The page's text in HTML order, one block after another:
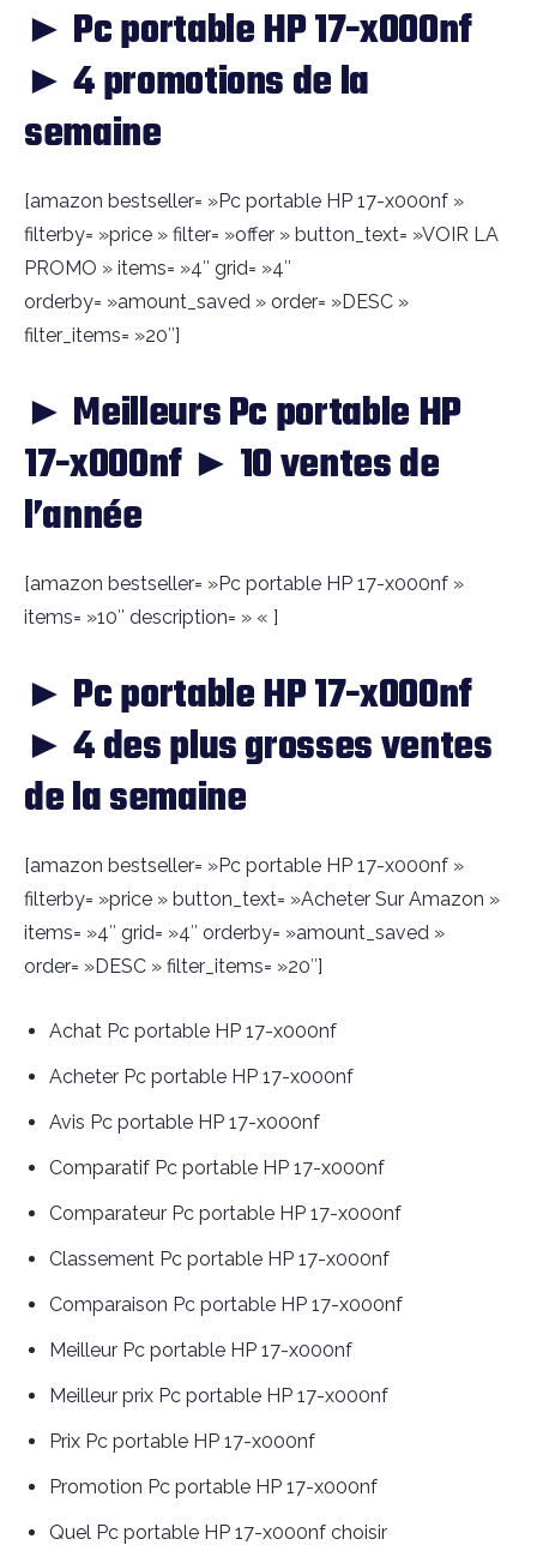
► Pc portable HP 17-x000nf
► 4 promotions de la
semaine
[amazon bestseller= »Pc portable HP 17-x000nf »
filterby= »price » filter= »offer » button_text= »VOIR LA
PROMO » items= »4″ grid= »4″
orderby= »amount_saved » order= »DESC »
filter_items= »20″]
► Meilleurs Pc portable HP
17-x000nf ► 10 ventes de
l’année
[amazon bestseller= »Pc portable HP 17-x000nf »
items= »10″ description= » « ]
► Pc portable HP 17-x000nf
► 4 des plus grosses ventes
de la semaine
[amazon bestseller= »Pc portable HP 17-x000nf »
filterby= »price » button_text= »Acheter Sur Amazon »
items= »4″ grid= »4″ orderby= »amount_saved »
order= »DESC » filter_items= »20″]
Achat Pc portable HP 17-x000nf
Acheter Pc portable HP 17-x000nf
Avis Pc portable HP 17-x000nf
Comparatif Pc portable HP 17-x000nf
Comparateur Pc portable HP 17-x000nf
Classement Pc portable HP 17-x000nf
Comparaison Pc portable HP 17-x000nf
Meilleur Pc portable HP 17-x000nf
Meilleur prix Pc portable HP 17-x000nf
Prix Pc portable HP 17-x000nf
Promotion Pc portable HP 17-x000nf
Quel Pc portable HP 17-x000nf choisir